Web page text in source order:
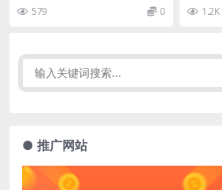
579 0 1.2K
● 推广网站